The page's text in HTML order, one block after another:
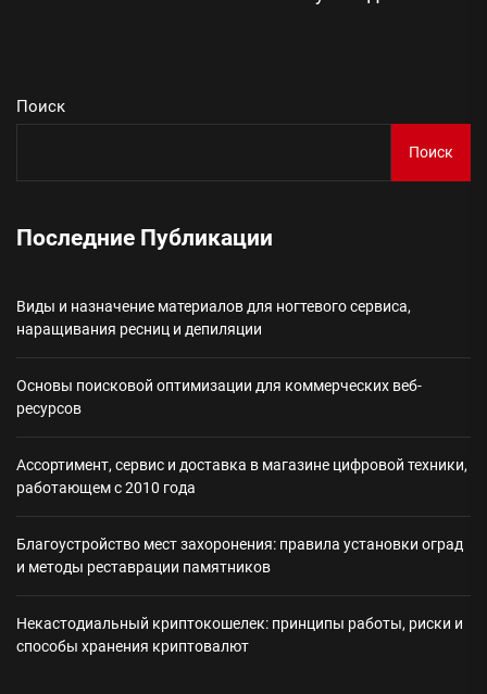
Поиск
Поиск
Последние Публикации
Виды и назначение материалов для ногтевого сервиса,
наращивания ресниц и депиляции
Основы поисковой оптимизации для коммерческих веб-
ресурсов
Ассортимент, сервис и доставка в магазине цифровой техники,
работающем с 2010 года
Благоустройство мест захоронения: правила установки оград
и методы реставрации памятников
Некастодиальный криптокошелек: принципы работы, риски и
способы хранения криптовалют